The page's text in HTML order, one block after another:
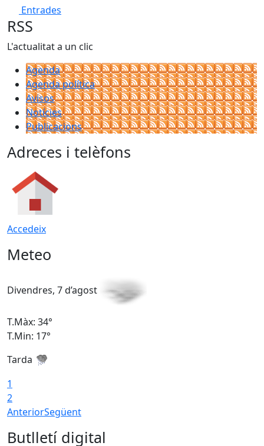
Entrades
RSS
L'actualitat a un clic
Agenda
Agenda política
Avisos
Notícies
Publicacions
Adreces i telèfons
Accedeix
Meteo
Divendres, 7 d’agost
T.Màx: 34°
T.Min: 17°
Tarda
1
2
AnteriorSegüent
Butlletí digital